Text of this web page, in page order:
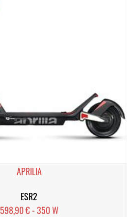
APRILIA
ESR2
598,90 € - 350 W